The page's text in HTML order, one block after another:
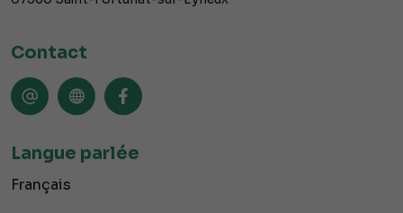
Contact
Langue parlée
Français